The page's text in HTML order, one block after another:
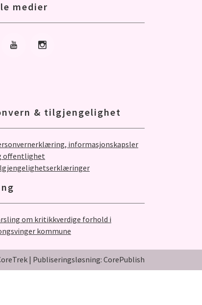
medier
Facebook
Gå til YoutubeGå til Instagram
& tilgjengelighet
informasjonskapsler
offentlighet
om kritikkverdige forhold i
kommune
| Publiseringsløsning: CorePublish